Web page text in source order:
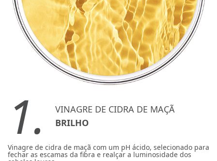
1.
VINAGRE DE CIDRA DE MAÇÃ
BRILHO
Vinagre de cidra de maçã com um pH ácido, selecionado para
fechar as escamas da fibra e realçar a luminosidade dos